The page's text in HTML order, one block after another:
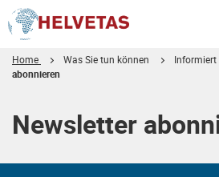
Home Was Sie tun können Informiert
abonnieren
Newsletter